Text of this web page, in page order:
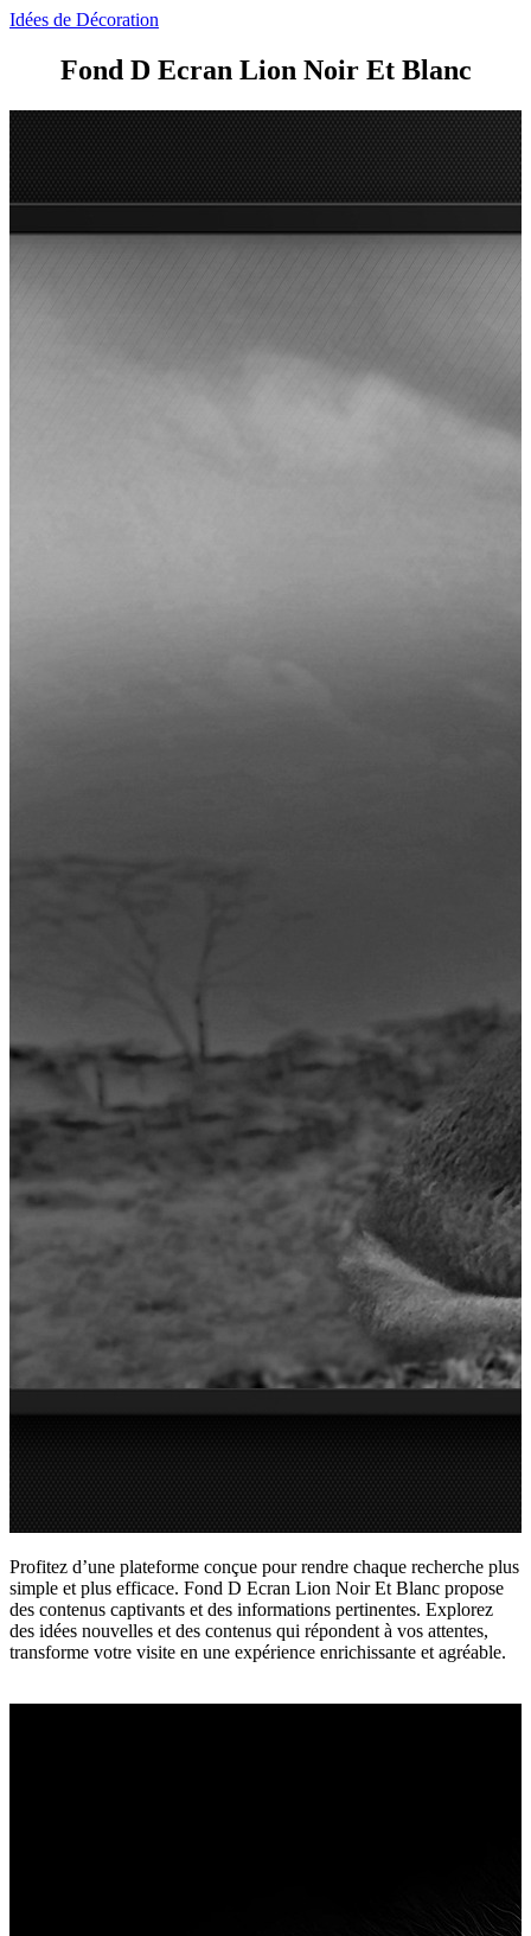
Idées de Décoration
Fond D Ecran Lion Noir Et Blanc
Profitez d’une plateforme conçue pour rendre chaque recherche plus
simple et plus efficace. Fond D Ecran Lion Noir Et Blanc propose
des contenus captivants et des informations pertinentes. Explorez
des idées nouvelles et des contenus qui répondent à vos attentes,
transforme votre visite en une expérience enrichissante et agréable.